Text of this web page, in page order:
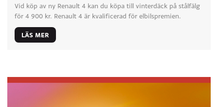
Vid köp av ny Renault 4 kan du köpa till vinterdäck på stålfälg
för 4 900 kr. Renault 4 är kvalificerad för elbilspremien.
LÄS MER